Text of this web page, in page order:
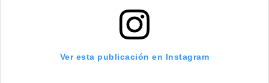
Ver esta publicación en Instagram